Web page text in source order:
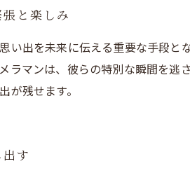
と楽しみ
い出を未来に伝える重要な手段
ラマンは、彼らの特別な瞬間を
が残せます。
す